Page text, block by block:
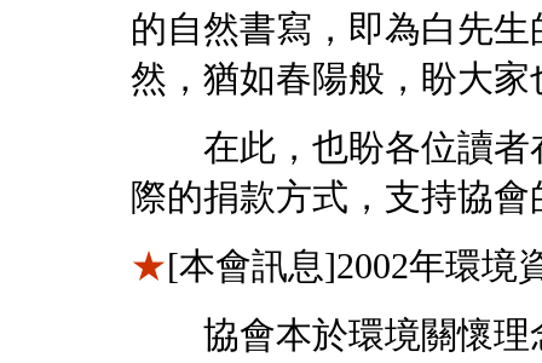
的自然書寫，即為白先
然，猶如春陽般，盼大
在此，也盼各位讀者
際的捐款方式，支持協會
★[本會訊息]2002年環境
協會本於環境關懷理